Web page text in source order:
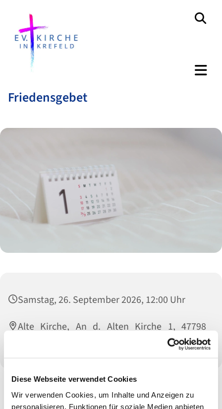
Diese Webseite verwendet Cookies
Wir verwenden Cookies, um Inhalte und Anzeigen zu
personalisieren, Funktionen für soziale Medien anbieten
Friedensgebet
Samstag, 26. September 2026, 12:00 Uhr
Alte Kirche, An d. Alten Kirche 1, 47798